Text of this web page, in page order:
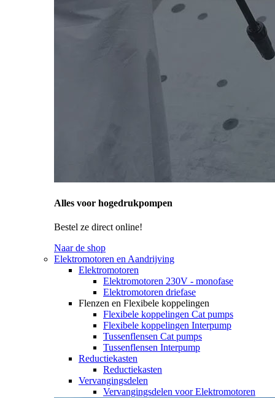
Alles voor hogedrukpompen
Bestel ze direct online!
Naar de shop
Elektromotoren en Aandrijving
Elektromotoren
Elektromotoren 230V - monofase
Elektromotoren driefase
Flenzen en Flexibele koppelingen
Flexibele koppelingen Cat pumps
Flexibele koppelingen Interpump
Tussenflensen Cat pumps
Tussenflensen Interpump
Reductiekasten
Reductiekasten
Vervangingsdelen
Vervangingsdelen voor Elektromotoren